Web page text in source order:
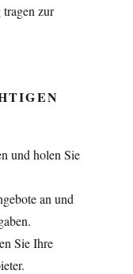
zur
und holen Sie
an und
Sie Ihre